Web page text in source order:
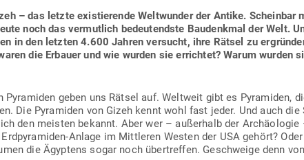
– das letzte exis­tie­rende Welt­wunder der Antike. Scheinbar
noch das ver­mutlich bedeu­tendste Bau­denkmal der Welt.
in den letzten 4.600 Jahren ver­sucht, ihre Rätsel zu
die Erbauer und wie wurden sie errichtet? Warum wurden
geben uns Rätsel auf. Weltweit gibt es Pyra­miden,
Die Pyra­miden von Gizeh kennt wohl fast jeder. Und auch die
den meisten bekannt. Aber wer – außerhalb der Archäo­logie
Anlage im Mitt­leren Westen der USA gehört?
die Ägyptens sogar noch über­treffen. Geschweige denn